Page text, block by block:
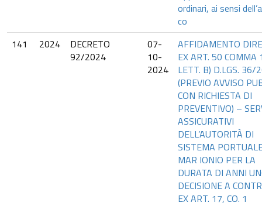
ordinari, ai sensi
co
141
2024
DECRETO
92/2024
07-
10-
2024
AFFIDAMENTO
EX ART. 50 COMMA
LETT. B) D.LGS. 36/
(PREVIO AVVISO
CON RICHIESTA DI
PREVENTIVO) –
ASSICURATIVI
DELL’AUTORITÀ DI
SISTEMA
MAR IONIO PER LA
DURATA DI ANNI
DECISIONE A
EX ART. 17, CO. 1